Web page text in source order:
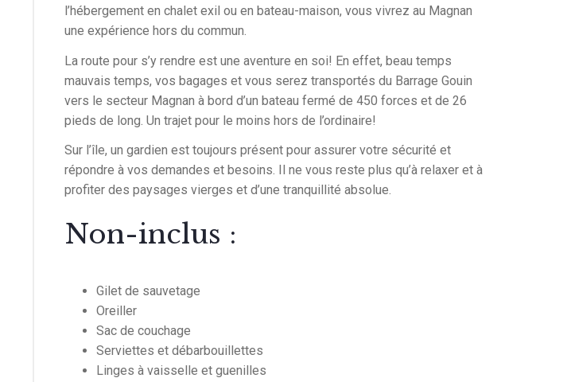
l’hébergement en chalet exil ou en bateau-maison, vous vivrez au Magnan
une expérience hors du commun.
La route pour s’y rendre est une aventure en soi! En effet, beau temps
mauvais temps, vos bagages et vous serez transportés du Barrage Gouin
vers le secteur Magnan à bord d’un bateau fermé de 450 forces et de 26
pieds de long. Un trajet pour le moins hors de l’ordinaire!
Sur l’île, un gardien est toujours présent pour assurer votre sécurité et
répondre à vos demandes et besoins. Il ne vous reste plus qu’à relaxer et à
profiter des paysages vierges et d’une tranquillité absolue.
Non-inclus :
Gilet de sauvetage
Oreiller
Sac de couchage
Serviettes et débarbouillettes
Linges à vaisselle et guenilles